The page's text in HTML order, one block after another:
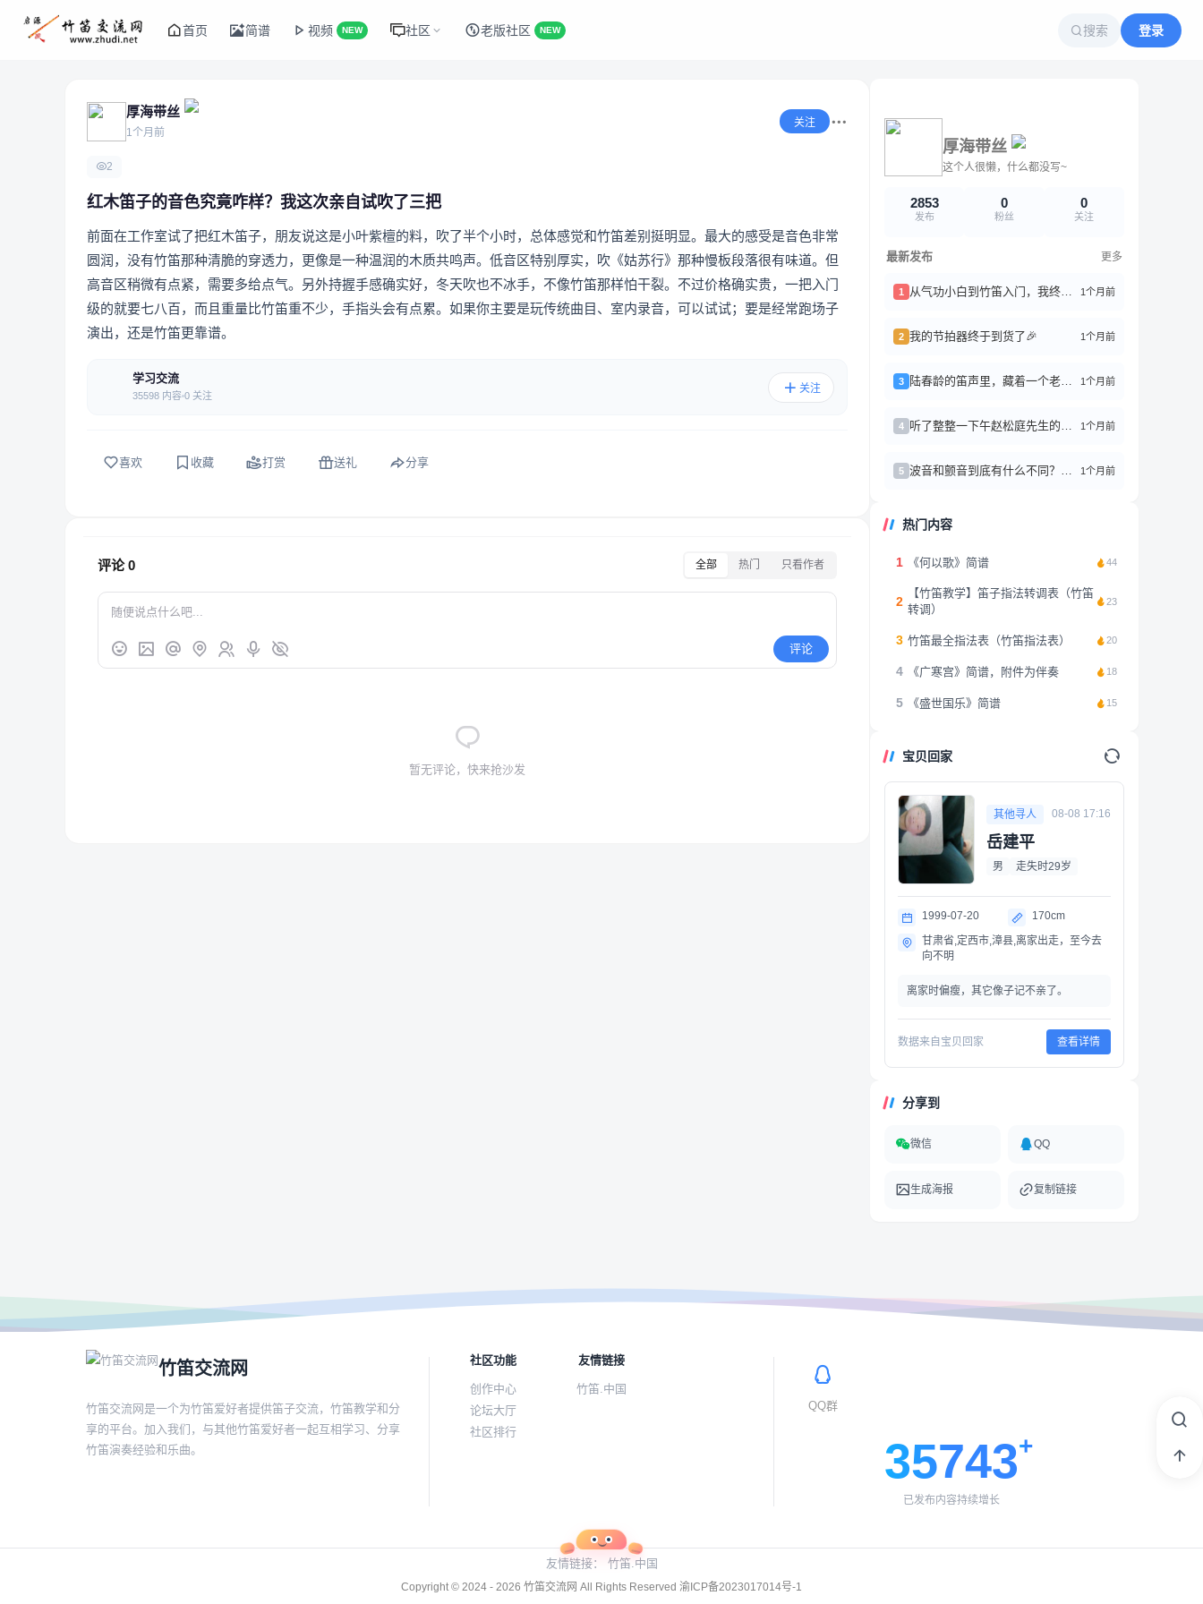
首页 简谱 视频 NEW 社区 老版社区 NEW 搜索 登录
厚海带丝
1个月前
关注
2
红木笛子的音色究竟咋样？我这次亲自试吹了三把
前面在工作室试了把红木笛子，朋友说这是小叶紫檀的料，吹了半个小时，总体感觉和竹笛差别挺明显。最大的感受是音色非常
圆润，没有竹笛那种清脆的穿透力，更像是一种温润的木质共鸣声。低音区特别厚实，吹《姑苏行》那种慢板段落很有味道。但
高音区稍微有点紧，需要多给点气。另外持握手感确实好，冬天吹也不冰手，不像竹笛那样怕干裂。不过价格确实贵，一把入门
级的就要七八百，而且重量比竹笛重不少，手指头会有点累。如果你主要是玩传统曲目、室内录音，可以试试；要是经常跑场子
演出，还是竹笛更靠谱。
学习交流
35598 内容 0 关注
关注
喜欢 收藏 打赏 送礼 分享
评论0 全部 热门 只看作者
评论
暂无评论，快来抢沙发
厚海带丝
这个人很懒，什么都没写~
2853
发布
0
粉丝
0
关注
最新发布 更多
1 从气功小白到竹笛入门，我终于搞懂了“丹田”是啥 1个月前
2 我的节拍器终于到货了🎉 1个月前
3 陆春龄的笛声里，藏着一个老上海 1个月前
4 听了整整一下午赵松庭先生的笛子作品，心情久久不能平复 1个月前
5 波音和颤音到底有什么不同？别再傻傻分不清了 1个月前
热门内容
1 《何以歌》简谱 44
2
【竹笛教学】笛子指法转调表（竹笛
转调）
23
3 竹笛最全指法表（竹笛指法表） 20
4 《广寒宫》简谱，附件为伴奏 18
5 《盛世国乐》简谱 15
宝贝回家
其他寻人 08-08 17:16
岳建平
男 走失时29岁
1999-07-20
170cm
甘肃省,定西市,漳县,离家出走，至今去
向不明
离家时偏瘦，其它像子记不亲了。
数据来自宝贝回家 查看详情
分享到
微信 QQ
生成海报 复制链接
竹笛交流网
竹笛交流网是一个为竹笛爱好者提供笛子交流，竹笛教学和分
享的平台。加入我们，与其他竹笛爱好者一起互相学习、分享
竹笛演奏经验和乐曲。
社区功能
创作中心
论坛大厅
社区排行
友情链接
竹笛.中国
QQ群
35743
已发布内容持续增长
友情链接： 竹笛.中国
Copyright © 2024 - 2026 竹笛交流网 All Rights Reserved 渝ICP备2023017014号-1